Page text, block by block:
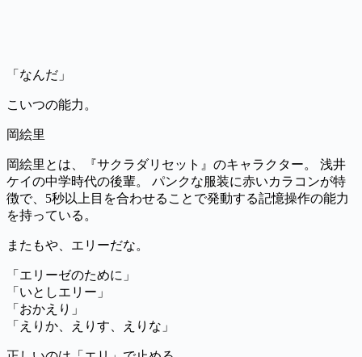
「なんだ」
こいつの能力。
岡絵里
岡絵里とは、『サクラダリセット』のキャラクター。 浅井
ケイの中学時代の後輩。 パンクな服装に赤いカラコンが特
徴で、5秒以上目を合わせることで発動する記憶操作の能力
を持っている。
またもや、エリーだな。
「エリーゼのために」
「いとしエリー」
「おかえり」
「えりか、えりす、えりな」